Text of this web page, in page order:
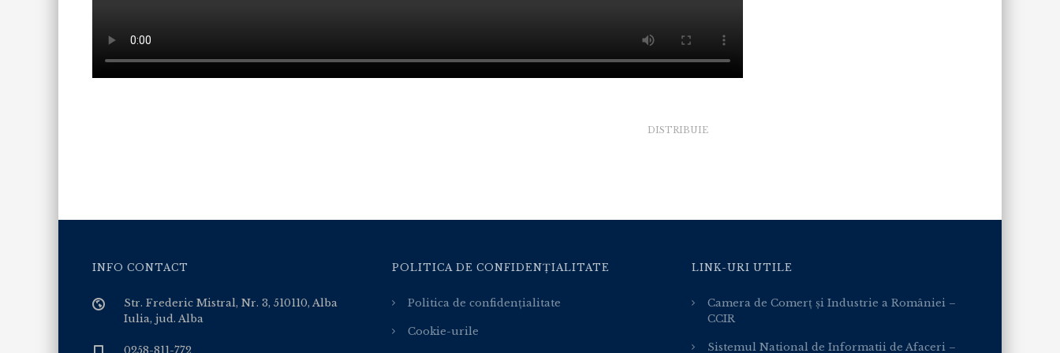
DISTRIBUIE
INFO CONTACT
Str. Frederic Mistral, Nr. 3, 510110, Alba
Iulia, jud. Alba
POLITICA DE CONFIDENȚIALITATE
Politica de confidențialitate
Cookie-urile
LINK-URI UTILE
Camera de Comerț și Industrie a României –
CCIR
Sistemul National de Informatii de Afaceri –